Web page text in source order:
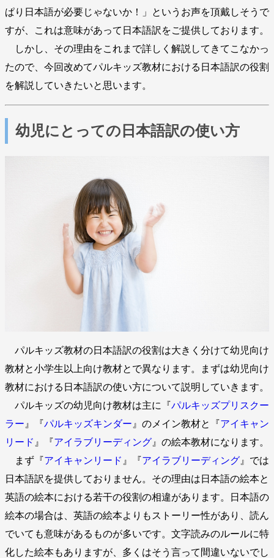
ぱり日本語が必要じゃないか！」というお声を頂戴しそうで
すが、これは意味があって日本語訳をご提供しております。
しかし、その理由をこれまで詳しく解説してきてこなかっ
たので、今回改めてパルキッズ教材における日本語訳の役割
を解説していきたいと思います。
幼児にとっての日本語訳の使い方
パルキッズ教材の日本語訳の役割は大きく分けて幼児向け
教材と小学生以上向け教材とで異なります。まずは幼児向け
教材における日本語訳の使い方について説明していきます。
パルキッズの幼児向け教材は主に『パルキッズプリスクー
ラー 』『パルキッズキンダー 』のメイン教材と『アイキャン
リード 』『アイラブリーディング 』の絵本教材になります。
まず『アイキャンリード 』『アイラブリーディング 』では
日本語訳を提供しておりません。その理由は日本語の絵本と
英語の絵本における若干の役割の相違があります。日本語の
絵本の場合は、英語の絵本よりもストーリー性があり、読ん
でいても意味があるものが多いです。文字読みのルールに特
化した絵本もありますが、多くはそう言って間違いないでし